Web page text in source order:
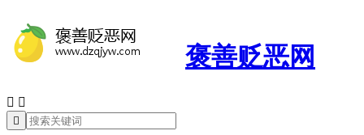
褒善贬恶网
 
